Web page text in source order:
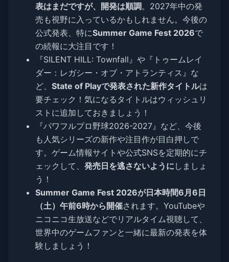
表はまだですが、開発は順調。2027年中の発
売も視野に入っているかもしれません。今後の
公式発表、特にSummer Game Fest 2026で
の続報に大注目です！
『SILENT HILL: Townfall』や『トゥームレイ
ダー：レガシー・オブ・アトランティス』な
ど、 State of Playで発表された新作タイトルは
要チェック！気になるタイトルはウィッシュリ
ストに追加しておきましょう！
『パワフルプロ野球2026-2027』など、今後
も人気シリーズの新作や注目作が目白押しで
す。ゲーム情報サイトや公式SNSを定期的にチ
ェックして、 発売日を逃さないように しましょ
う！
Summer Game Fest 2026が日本時間6月6日
（土）午前6時から開催されます。YouTubeや
ニコニコ生放送などでリアルタイム視聴して、
世界中のゲームファンと一緒に最新の発表を体
験しましょう！